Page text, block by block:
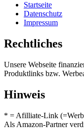
Startseite
Datenschutz
Impressum
Rechtliches
Unsere Webseite
Produktlinks bzw.
Hinweis
* = Afilliate-Link
Als Amazon-Partner